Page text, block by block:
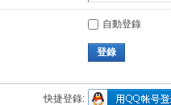
自動登錄
登錄
快捷登錄: